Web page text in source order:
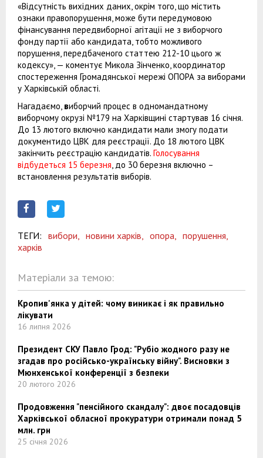
«Відсутність вихідних даних, окрім того, що містить
ознаки правопорушення, може бути передумовою
фінансування передвиборної агітації не з виборчого
фонду партії або кандидата, тобто можливого
порушення, передбаченого статтею 212-10 цього ж
кодексу», — коментує Микола Зінченко, координатор
спостереження Громадянської мережі ОПОРА за виборами
у Харківській області.
Нагадаємо, виборчий процес в одномандатному
виборчому окрузі №179 на Харківщині стартував 16 січня.
До 13 лютого включно кандидати мали змогу подати
документидо ЦВК для реєстрації. До 18 лютого ЦВК
закінчить реєстрацію кандидатів. Голосування
відбудеться 15 березня, до 30 березня включно –
встановлення результатів виборів.
ТЕГИ: вибори, новини харків, опора, порушення,
харків
Матеріали за темою:
Кропив'янка у дітей: чому виникає і як правильно
лікувати
16 липня 2026
Президент СКУ Павло Грод: "Рубіо жодного разу не
згадав про російсько-українську війну". Висновки з
Мюнхенської конференції з безпеки
20 лютого 2026
Продовження "пенсійного скандалу": двоє посадовців
Харківської обласної прокуратури отримали понад 5
млн. грн
25 січня 2026